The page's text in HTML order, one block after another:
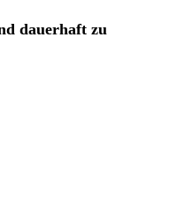
dauerhaft zu